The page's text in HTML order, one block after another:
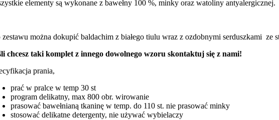
elementy są wykonane z bawełny 100 %, minky oraz watoliny antyalergicznej.
zestawu można dokupić baldachim z białego tiulu wraz z ozdobnymi serduszkami ze
chcesz taki komplet z innego dowolnego wzoru skontaktuj się z nami!
prania,
prać w pralce w temp 30 st
program delikatny, max 800 obr. wirowanie
prasować bawełnianą tkaninę w temp. do 110 st. nie prasować minky
stosować delikatne detergenty, nie używać wybielaczy